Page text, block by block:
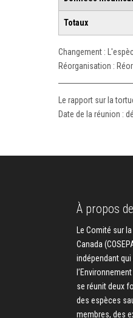
Totaux
Changement :
Réorganisation :
Le rapport sur la
Date de la réunion :
À propos
Le Comité sur
Canada
indépendant
se réunit deux
des espèces
membres, des